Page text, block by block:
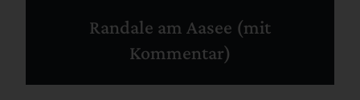
Randale am Aasee (mit
Kommentar)